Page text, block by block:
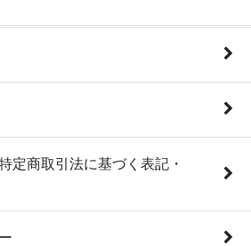
定商取引法に基づく表記・